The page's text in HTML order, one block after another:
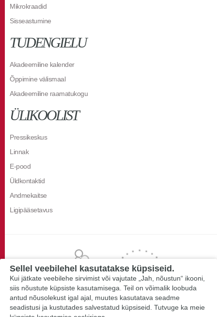
Mikrokraadid
Sisseastumine
TUDENGIELU
Akadeemiline kalender
Õppimine välismaal
Akadeemiline raamatukogu
ÜLIKOOLIST
Pressikeskus
Linnak
E-pood
Üldkontaktid
Andmekaitse
Ligipääsetavus
Sellel veebilehel kasutatakse küpsiseid.
Kui jätkate veebilehe sirvimist või vajutate „Jah, nõustun“ ikooni,
siis nõustute küpsiste kasutamisega. Teil on võimalik loobuda
antud nõusolekust igal ajal, muutes kasutatava seadme
seadistusi ja kustutades salvestatud küpsiseid. Tutvuge ka meie